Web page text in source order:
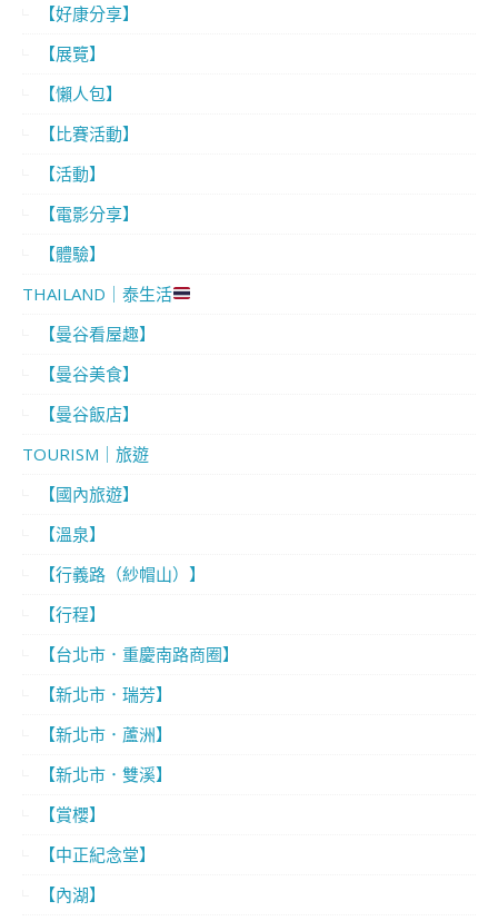
【好康分享】
【展覽】
【懶人包】
【比賽活動】
【活動】
【電影分享】
【體驗】
THAILAND｜泰生活
【曼谷看屋趣】
【曼谷美食】
【曼谷飯店】
TOURISM｜旅遊
【國內旅遊】
【溫泉】
【行義路（紗帽山）】
【行程】
【台北市．重慶南路商圈】
【新北市．瑞芳】
【新北市．蘆洲】
【新北市．雙溪】
【賞櫻】
【中正紀念堂】
【內湖】